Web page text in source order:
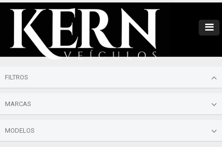
FILTROS
MARCAS
MODELOS